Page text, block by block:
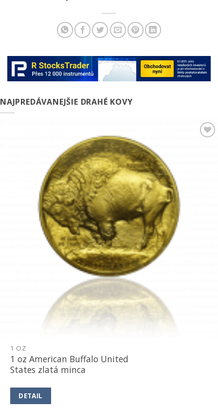
NAJPREDÁVANEJŠIE DRAHÉ KOVY
1 OZ
1 oz American Buffalo United
States zlatá minca
DETAIL